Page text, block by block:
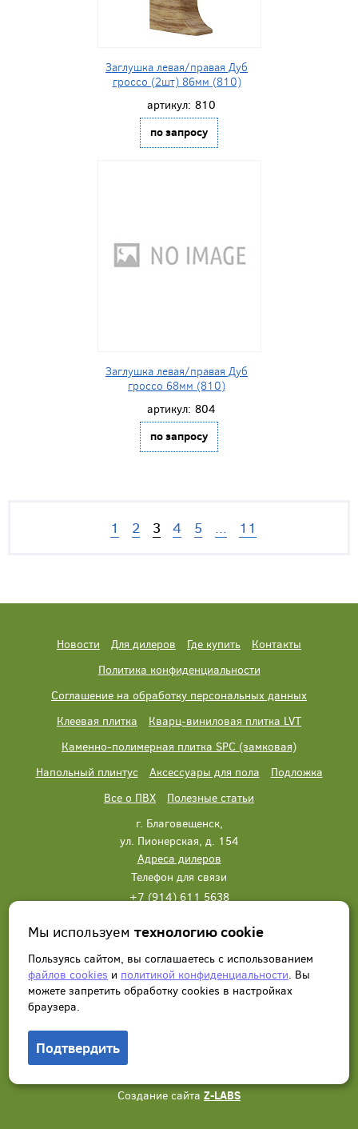
Заглушка левая/правая Дуб
гроссо (2шт) 86мм (810)
артикул: 810
по запросу
Заглушка левая/правая Дуб
гроссо 68мм (810)
артикул: 804
по запросу
1 2 3 4 5 ... 11
Новости Для дилеров Где купить
Контакты
Политика конфиденциальности
Соглашение на обработку персональных данных
Клеевая плитка
Кварц-виниловая плитка LVT
Каменно-полимерная плитка SPC (замковая)
Напольный плинтус
Аксессуары для пола
Подложка
Все о ПВХ
Полезные статьи
г. Благовещенск,
ул. Пионерская, д. 154
Адреса дилеров
Телефон для связи
+7 (914) 611 5638
Написать нам Заказать звонок
Создание сайта Z-LABS
Мы используемтехнологию cookie
Пользуясь сайтом, вы соглашаетесь с использованием
файлов cookies и политикой конфиденциальности. Вы
можете запретить обработку сookies в настройках
браузера.
Подтвердить